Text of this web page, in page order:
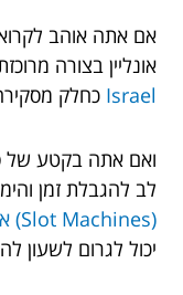
אם אתה אוהב
אונליין בצורה
Israel כחלק
ואם אתה בקטע של
לב להגבלת זמן
(Slot Machines) אונליין על כסף אמיתי
יכול לגרום לשעון